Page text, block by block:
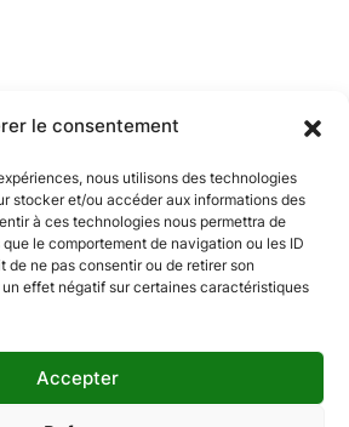
le consentement
nous utilisons des technologies
stocker et/ou accéder aux informations des
à ces technologies nous permettra de
le comportement de navigation ou les ID
de ne pas consentir ou de retirer son
effet négatif sur certaines caractéristiques
Accepter
MCF. Tous droits réservés